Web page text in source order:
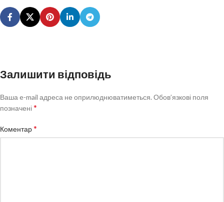
Залишити відповідь
Ваша e-mail адреса не оприлюднюватиметься. Обов’язкові поля
позначені*
Коментар*